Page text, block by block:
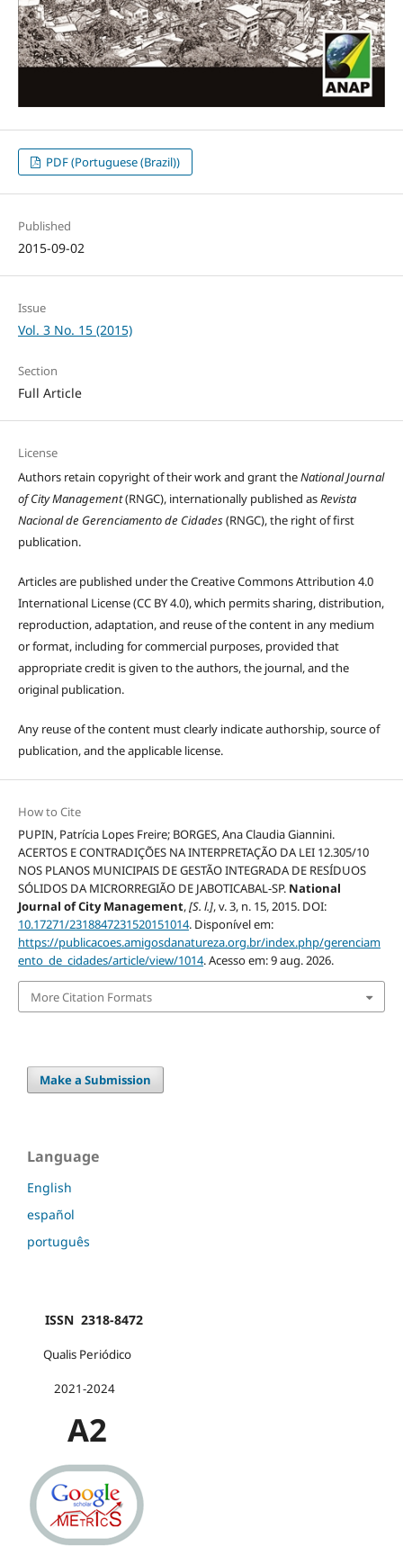
PDF (Portuguese (Brazil))
Published
2015-09-02
Issue
Vol. 3 No. 15 (2015)
Section
Full Article
License
Authors retain copyright of their work and grant theNational Journal
of City Management(RNGC), internationally published asRevista
Nacional de Gerenciamento de Cidades(RNGC), the right of first
publication.
Articles are published under the Creative Commons Attribution 4.0
International License (CC BY 4.0), which permits sharing, distribution,
reproduction, adaptation, and reuse of the content in any medium
or format, including for commercial purposes, provided that
appropriate credit is given to the authors, the journal, and the
original publication.
Any reuse of the content must clearly indicate authorship, source of
publication, and the applicable license.
How to Cite
PUPIN, Patrícia Lopes Freire; BORGES, Ana Claudia Giannini.
ACERTOS E CONTRADIÇÕES NA INTERPRETAÇÃO DA LEI 12.305/10
NOS PLANOS MUNICIPAIS DE GESTÃO INTEGRADA DE RESÍDUOS
SÓLIDOS DA MICRORREGIÃO DE JABOTICABAL-SP. National
Journal of City Management,[S. l.], v. 3, n. 15, 2015. DOI:
10.17271/2318847231520151014. Disponível em:
https://publicacoes.amigosdanatureza.org.br/index.php/gerenciam
ento_de_cidades/article/view/1014. Acesso em: 9 aug. 2026.
More Citation Formats
Make a Submission
Language
English
español
português
ISSN 2318-8472
Qualis Periódico
2021-2024
A2